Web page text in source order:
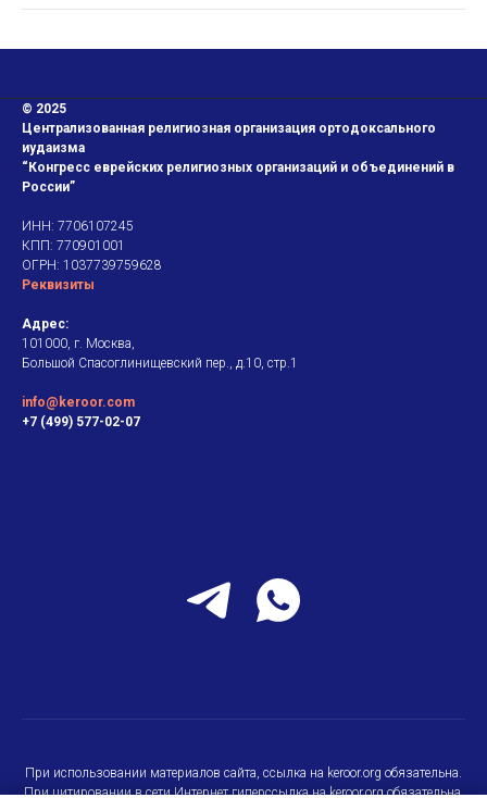
© 2025
Централизованная религиозная организация ортодоксального
иудаизма
“Конгресс еврейских религиозных организаций и объединений в
России”
ИНН: 7706107245
КПП: 770901001
ОГРН: 1037739759628
Реквизиты
Адрес:
101000, г. Москва,
Большой Спасоглинищевский пер., д.10, стр.1
info@keroor.com
+7 (499) 577-02-07
При использовании материалов сайта, ссылка на keroor.org обязательна.
При цитировании в сети Интернет гиперссылка на keroor.org обязательна.